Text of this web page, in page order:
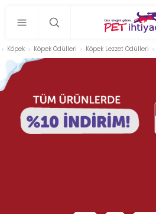
Köpek Köpek Ödülleri Köpek Lezzet Ödülleri